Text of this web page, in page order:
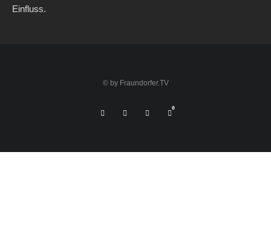
Einfluss.
© by Fraundorfer.TV
0